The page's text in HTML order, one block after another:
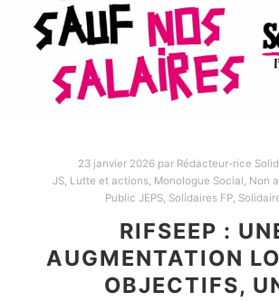
23 janvier 2026 par Rédacteur-rice
JS, Lutte et actions, Monologue Social, Non
Public JEPS, Solidaires FP,
RIFSEEP :
AUGMENTATION
OBJECTIFS,